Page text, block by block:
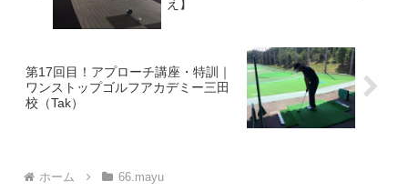
え】
第17回目！アプローチ講座・特訓｜
ワンストップゴルフアカデミー三田
校（Tak）
ホーム 66.mayu